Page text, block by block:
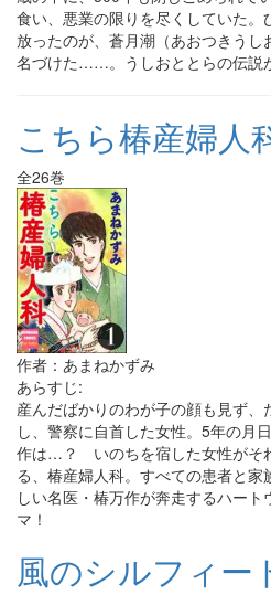
食い、悪業の限りを尽くしていた。
放ったのが、蒼月潮（あおつきうし
名づけた……。うしおととらの伝説
こちら椿産婦人
全26巻
作者：あまねかずみ
あらすじ:
産んだばかりのわが子の顔も見ず
し、警察に自首した女性。5年の月
作は…？ いのちを宿した女性がそ
る、椿産婦人科。すべての患者と家
しい名医・椿万作が奔走するハー
マ！
風のシルフィー